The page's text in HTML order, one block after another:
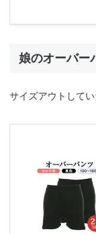
娘のオーバー
サイズアウトしてい